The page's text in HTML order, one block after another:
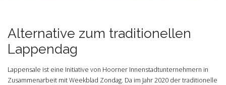
Alternative zum traditionellen
Lappendag
Lappensale ist eine Initiative von Hoorner Innenstadtunternehmern in
Zusammenarbeit mit Weekblad Zondag. Da im Jahr 2020 der traditionelle